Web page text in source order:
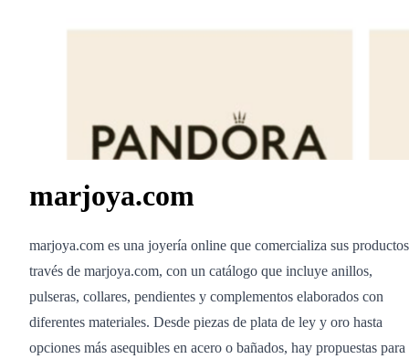
marjoya.com
marjoya.com es una joyería online que comercializa sus
través de marjoya.com, con un catálogo que incluye anillos,
pulseras, collares, pendientes y complementos elaborados con
diferentes materiales. Desde piezas de plata de ley y oro hasta
opciones más asequibles en acero o bañados, hay propuestas para